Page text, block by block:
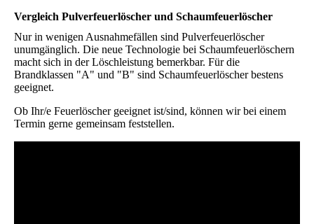
Vergleich Pulverfeuerlöscher und Schaumfeuerlöscher
Nur in wenigen Ausnahmefällen sind Pulverfeuerlöscher
unumgänglich. Die neue Technologie bei Schaumfeuerlöschern
macht sich in der Löschleistung bemerkbar. Für die
Brandklassen "A" und "B" sind Schaumfeuerlöscher bestens
geeignet.
Ob Ihr/e Feuerlöscher geeignet ist/sind, können wir bei einem
Termin gerne gemeinsam feststellen.